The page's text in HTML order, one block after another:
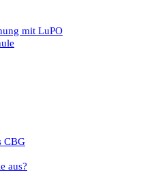
mit LuPO
CBG
aus?